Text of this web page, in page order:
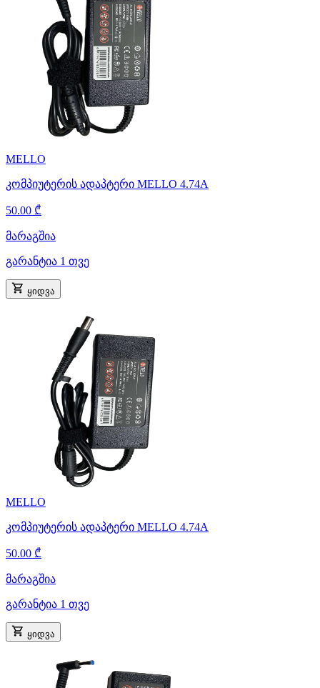
MELLO
კომპიუტერის ადაპტერი MELLO 4.74A
50.00 ₾
მარაგშია
გარანტია 1 თვე
ყიდვა
MELLO
კომპიუტერის ადაპტერი MELLO 4.74A
50.00 ₾
მარაგშია
გარანტია 1 თვე
ყიდვა